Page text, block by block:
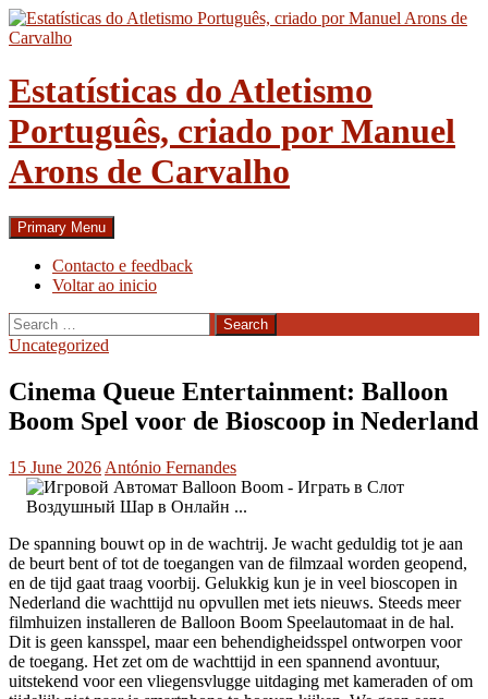
Skip
to
Estatísticas do Atletismo
Português, criado por Manuel
Arons de Carvalho
Search
Primary Menu
Contacto e feedback
Voltar ao inicio
Search
for:
Uncategorized
Cinema Queue Entertainment: Balloon
Boom Spel voor de Bioscoop in Nederland
15 June 2026 António Fernandes
De spanning bouwt op in de wachtrij. Je wacht geduldig tot je aan
de beurt bent of tot de toegangen van de filmzaal worden geopend,
en de tijd gaat traag voorbij. Gelukkig kun je in veel bioscopen in
Nederland die wachttijd nu opvullen met iets nieuws. Steeds meer
filmhuizen installeren de Balloon Boom Speelautomaat in de hal.
Dit is geen kansspel, maar een behendigheidsspel ontworpen voor
de toegang. Het zet om de wachttijd in een spannend avontuur,
uitstekend voor een vliegensvlugge uitdaging met kameraden of om